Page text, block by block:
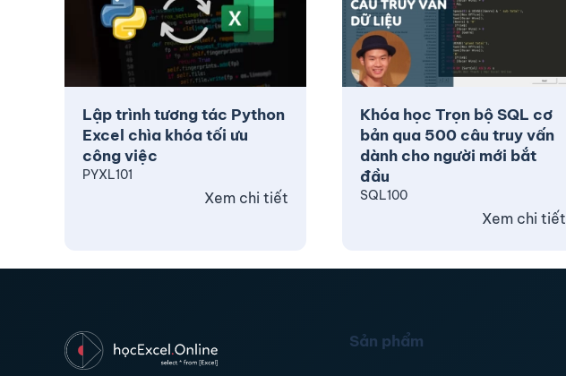
Lập trình tương tác Python
Excel chìa khóa tối ưu
công việc
PYXL101
Xem chi tiết
Khóa học Trọn bộ SQL cơ
bản qua 500 câu truy vấn
dành cho người mới bắt
đầu
SQL100
Xem chi tiết
Sản phẩm